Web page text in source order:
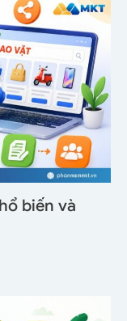
biến và